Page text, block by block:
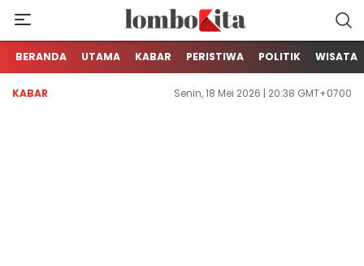
LOMBOKita
Media Berita Online dari Lombok
BERANDA UTAMA KABAR PERISTIWA POLITIK WISATA
KABAR Senin, 18 Mei 2026 | 20:38 GMT+0700